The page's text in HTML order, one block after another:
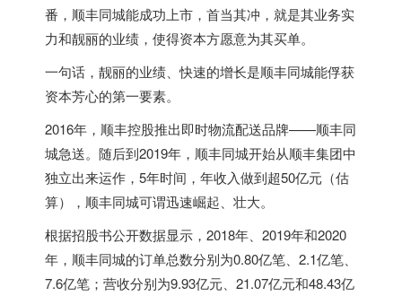
番，顺丰同城能成功上市，首当其冲，就是其业务实
力和靓丽的业绩，使得资本方愿意为其买单。
一句话，靓丽的业绩、快速的增长是顺丰同城能俘获
资本芳心的第一要素。
2016年，顺丰控股推出即时物流配送品牌——顺丰同
城急送。随后到2019年，顺丰同城开始从顺丰集团中
独立出来运作，5年时间，年收入做到超50亿元（估
算），顺丰同城可谓迅速崛起、壮大。
根据招股书公开数据显示，2018年、2019年和2020
年，顺丰同城的订单总数分别为0.80亿笔、2.1亿笔、
7.6亿笔；营收分别为9.93亿元、21.07亿元和48.43亿